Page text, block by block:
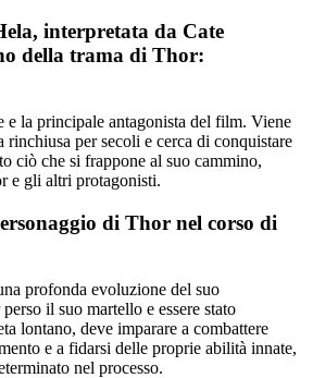
interpretata da Cate
della trama di Thor:
e la principale antagonista del film. Viene
rinchiusa per secoli e cerca di conquistare
ciò che si frappone al suo cammino,
e gli altri protagonisti.
di Thor nel corso di
profonda evoluzione del suo
il suo martello e essere stato
lontano, deve imparare a combattere
e a fidarsi delle proprie abilità innate,
nel processo.